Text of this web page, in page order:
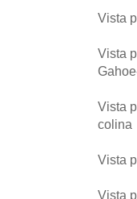
Vista
Vista
Vista
colina
Vista
Vista